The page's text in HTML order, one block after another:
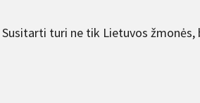
turi ne tik Lietuvos žmonės,